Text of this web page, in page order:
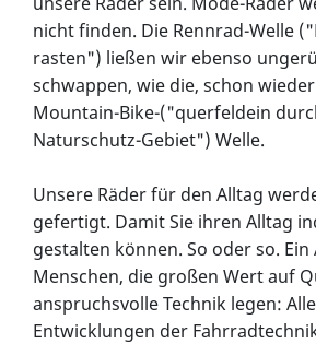
nicht finden. Die Rennrad-Welle
rasten") ließen wir ebenso
schwappen, wie die, schon
Mountain-Bike-("querfeldein
Naturschutz-Gebiet") Welle.
Unsere Räder für den Alltag
gefertigt. Damit Sie ihren Alltag
gestalten können. So oder so.
Menschen, die großen Wert auf
anspruchsvolle Technik legen:
Entwicklungen der